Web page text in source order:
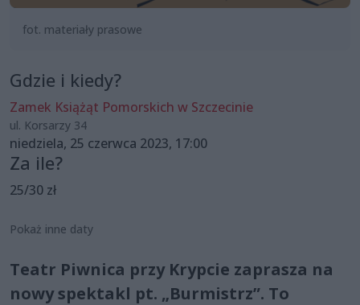
fot. materiały prasowe
Gdzie i kiedy?
Zamek Książąt Pomorskich w Szczecinie
ul. Korsarzy 34
niedziela, 25 czerwca 2023, 17:00
Za ile?
25/30 zł
Pokaż inne daty
Teatr Piwnica przy Krypcie zaprasza na
nowy spektakl pt. „Burmistrz”. To